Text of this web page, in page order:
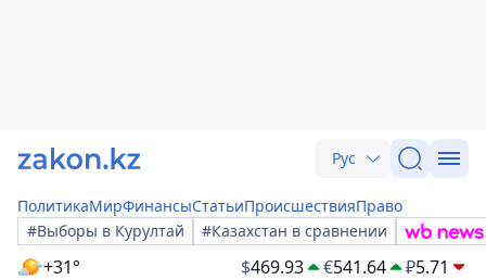
Рус
ПолитикаМирФинансыСтатьиПроисшествияПраво
#Выборы в Курултай
#Казахстан в сравнении
+31° $469.93 €541.64 ₽5.71